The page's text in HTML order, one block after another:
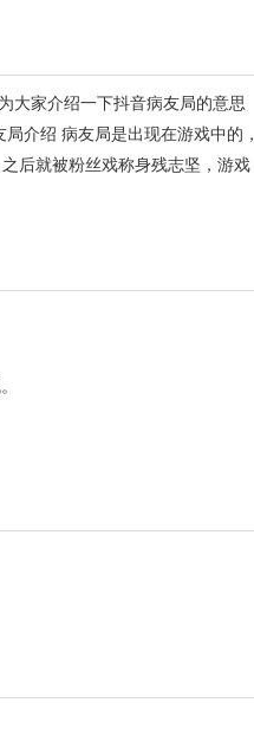
大家介绍一下抖音病友局的意思
介绍 病友局是出现在游戏中的，
后就被粉丝戏称身残志坚，游戏